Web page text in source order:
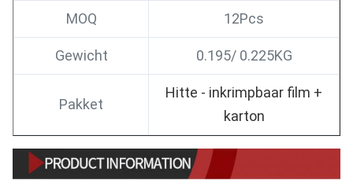
MOQ 12Pcs
Gewicht 0.195/ 0.225KG
Pakket
Hitte - inkrimpbaar film +
karton